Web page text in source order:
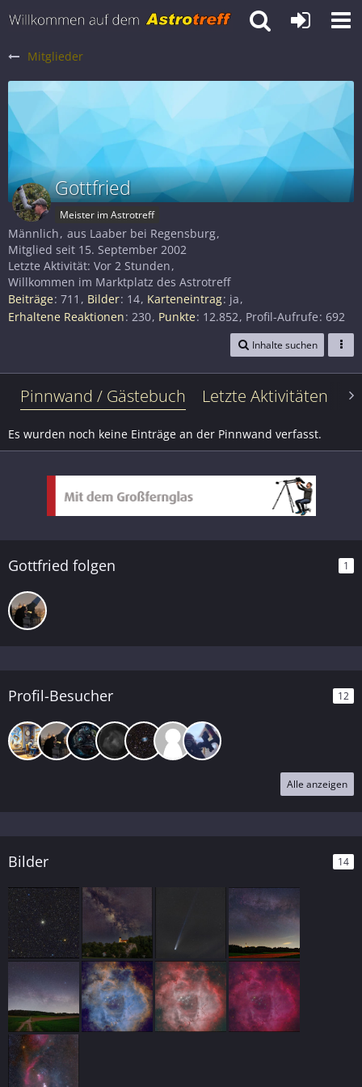
Mitglieder
Gottfried
Meister im Astrotreff
Männlich aus Laaber bei Regensburg
Mitglied seit 15. September 2002
Letzte Aktivität: Vor 2 Stunden
Willkommen im Marktplatz des Astrotreff
Beiträge 711 Bilder 14 Karteneintrag ja
Erhaltene Reaktionen 230 Punkte 12.852 Profil-Aufrufe 692
Inhalte suchen
Pinnwand / Gästebuch Letzte Aktivitäten
Es wurden noch keine Einträge an der Pinnwand verfasst.
Gottfried folgen 1
Profil-Besucher 12
Alle anzeigen
Bilder 14